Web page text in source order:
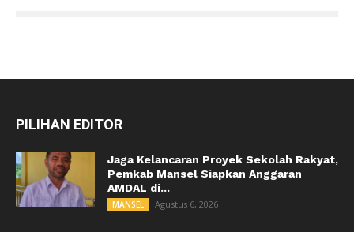
PILIHAN EDITOR
Jaga Kelancaran Proyek Sekolah Rakyat,
Pemkab Mansel Siapkan Anggaran
AMDAL di...
MANSEL Agustus 6, 2026